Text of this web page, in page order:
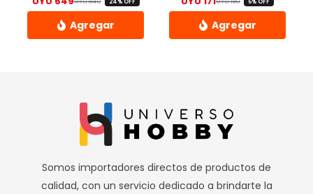
El precio original era: UYU 849.
El precio actual es: UYU 649.
24% OFF El precio original
El precio actual
5% OFF
Somos importadores directos de productos de
calidad, con un servicio dedicado a brindarte la